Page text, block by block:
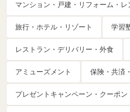
マンション・戸建・リフォーム・レ
旅行・ホテル・リゾート 学習
レストラン・デリバリー・外食
アミューズメント 保険・共済
プレゼントキャンペーン・クーポン